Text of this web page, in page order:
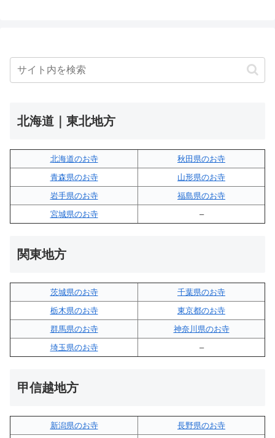
北海道｜東北地方
北海道のお寺
秋田県のお寺
青森県のお寺
山形県のお寺
岩手県のお寺
福島県のお寺
宮城県のお寺
–
関東地方
茨城県のお寺
千葉県のお寺
栃木県のお寺
東京都のお寺
群馬県のお寺
神奈川県のお寺
埼玉県のお寺
–
甲信越地方
新潟県のお寺
長野県のお寺